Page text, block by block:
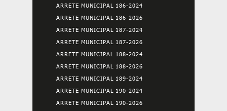
ARRETE MUNICIPAL 186-2024
ARRETE MUNICIPAL 186-2026
ARRETE MUNICIPAL 187-2024
ARRETE MUNICIPAL 187-2026
ARRETE MUNICIPAL 188-2024
ARRETE MUNICIPAL 188-2026
ARRETE MUNICIPAL 189-2024
ARRETE MUNICIPAL 190-2024
ARRETE MUNICIPAL 190-2026